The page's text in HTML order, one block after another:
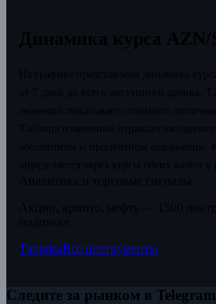
ТарифыВсе инструменты
Следите за рынком в Telegram